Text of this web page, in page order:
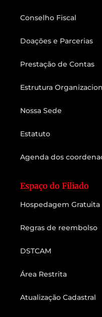
Conselho Fiscal
Doações e Parcerias
Prestação de Contas
Estrutura
Nossa Sede
Estatuto
Agenda dos
Espaço do Filiado
Hospedagem Gratuita
Regras de reembolso
DSTCAM
Área Restrita
Atualização Cadastral